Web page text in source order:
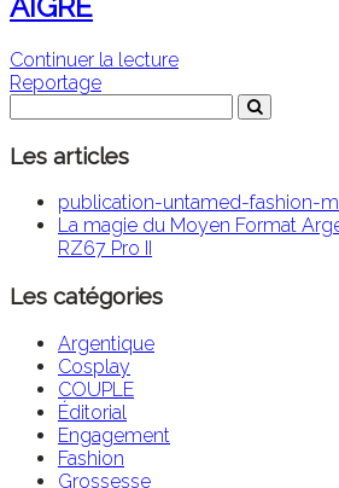
Continuer la lecture
Reportage
Les articles
publication-untamed-fashion-
La magie du Moyen Format
RZ67 Pro II
Les catégories
Argentique
Cosplay
COUPLE
Éditorial
Engagement
Fashion
Grossesse